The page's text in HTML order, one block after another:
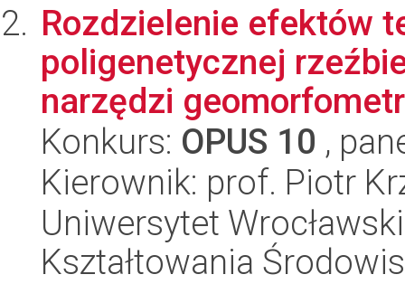
Rozdzielenie efektów
poligenetycznej
narzędzi
Konkurs: OPUS 10 ,
Kierownik: prof. Piotr
Uniwersytet
Kształtowania